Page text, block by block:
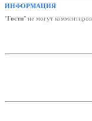
ИНФОРМАЦИЯ
"Гости" не могут